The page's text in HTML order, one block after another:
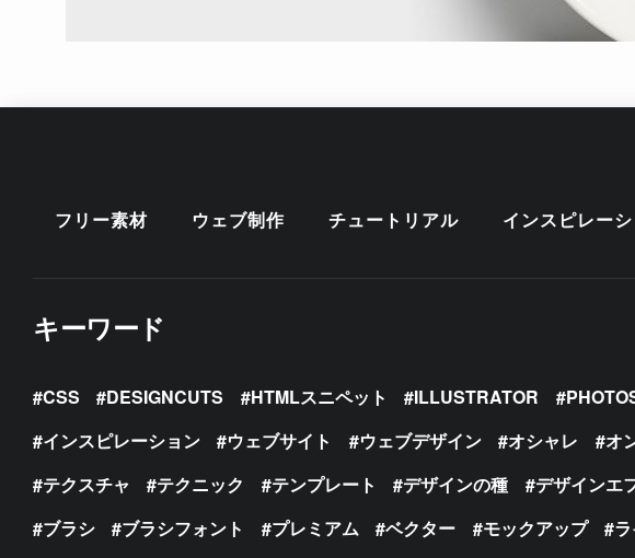
フリー素材 ウェブ制作 チュートリアル インスピレー
キーワード
CSS DESIGNCUTS HTMLスニペット ILLUSTRATOR
インスピレーション
ウェブサイト ウェブデザイン オシャレ オ
テクスチャ
テクニック テンプレート デザインの種 デザインエ
ブラシ
ブラシフォント プレミアム ベクター モックアップ